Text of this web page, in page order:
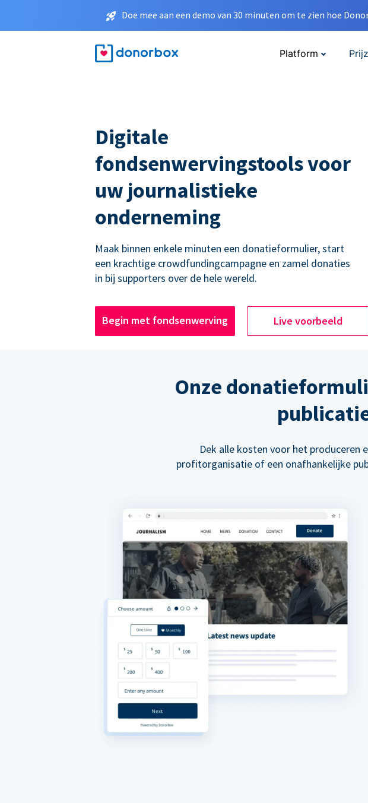
Doe mee aan een demo van 30 minuten om te zien hoe
Platform
Digitale
fondsenwervingstools voor
uw journalistieke
onderneming
Maak binnen enkele minuten een donatieformulier, start
een krachtige crowdfundingcampagne en zamel donaties
in bij supporters over de hele wereld.
Begin met fondsenwerving Live voorbeeld
Onze
Dek alle kosten voor het produceren
profitorganisatie of een onafhankelijke